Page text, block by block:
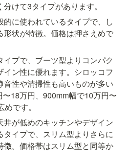
けて3タイプがあります。
的に使われているタイプで、し
形状が特徴。価格は押さえめで
イプで、ブーツ型よりコンパク
イン性に優れます。シロッコフ
音性や清掃性も高いものが多い
18万円、900mm幅で10万円〜
です。
井が低めのキッチンやデザイン
イプで、スリム型よりさらに
徴。価格帯はスリム型と同等か